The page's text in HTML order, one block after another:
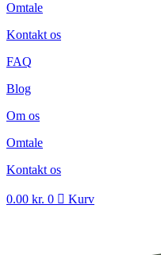
Omtale
Kontakt os
FAQ
Blog
Om os
Omtale
Kontakt os
0.00 kr. 0 Kurv